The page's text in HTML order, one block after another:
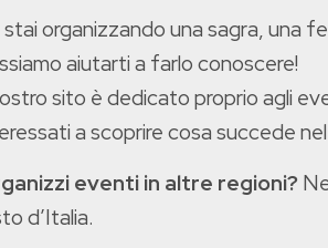
organizzando una sagra, una
aiutarti a farlo conoscere!
sito è dedicato proprio agli
a scoprire cosa succede
eventi in altre regioni?
d’Italia.